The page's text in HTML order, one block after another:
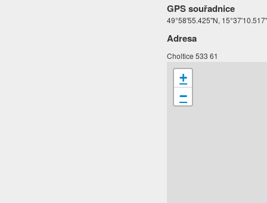
GPS souřadnice
49°58'55.425"N,
Adresa
Choltice 533 61
+
−